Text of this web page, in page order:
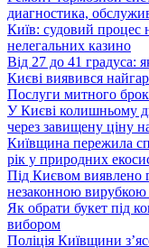
диагностика,
Київ: судовий процес
нелегальних казино
Від 27 до 41 градуса:
Києві виявився
Послуги митного
У Києві колишньому
через завищену ціну
Київщина пережила
рік у природних
Під Києвом виявлено
незаконною вирубкою
Як обрати букет під
вибором
Поліція Київщини